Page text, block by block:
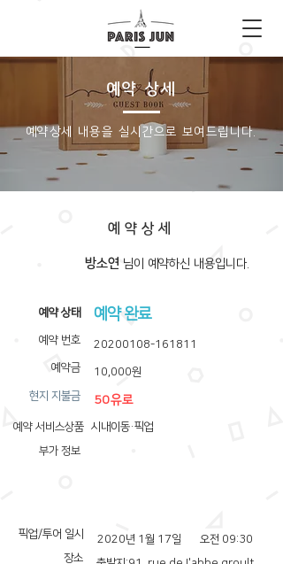
예약 상세
​예약상세 내용을 실시간으로 보여드립니다.
예약상세
방소연 ​님이 예약하신 내용입니다.
​예약 상태
예약 번호
예약금
​현지 지불금
부가 정보
픽업/투어 일시
장소
예약 서비스상품
예약 완료
20200108-161811
10,000원
50유로
시내이동·픽업
2020년 1월 17일
오전 09:30